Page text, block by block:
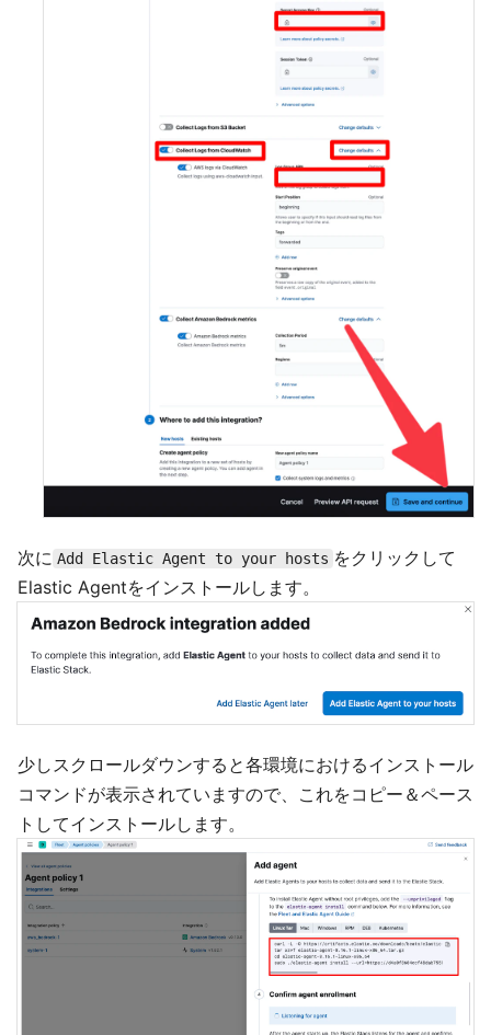
次に Add Elastic Agent to your hosts をクリックして
Elastic Agentをインストールします。
少しスクロールダウンすると各環境におけるインストール
コマンドが表示されていますので、これをコピー＆ペース
トしてインストールします。